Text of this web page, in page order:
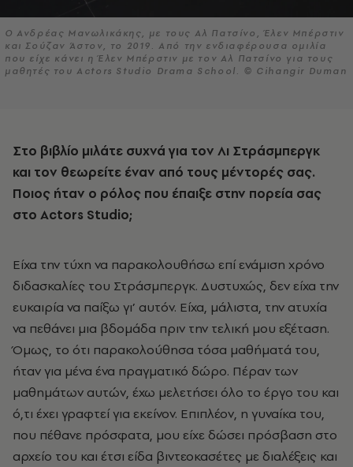
Ο Ανδρέας Μανωλικάκης, με τους Αλ Πατσίνο, Έλεν Μπέρστιν
και Σούζαν Άστον, το 2019. Από την ενδιαφέρουσα ομιλία
που είχε κάνει η Έλεν Μπέρστιν με τον Αλ Πατσίνο για τους
μαθητές του Actors Studio Drama School. © Cihangir Duman
Στο βιβλίο μιλάτε συχνά για τον Λι Στράσμπεργκ
και τον θεωρείτε έναν από τους μέντορές σας.
Ποιος ήταν ο ρόλος που έπαιξε στην πορεία σας
στο Actors Studio;
Είχα την τύχη να παρακολουθήσω επί ενάμιση χρόνο
διδασκαλίες του Στράσμπεργκ. Δυστυχώς, δεν είχα την
ευκαιρία να παίξω γι’ αυτόν. Είχα, μάλιστα, την ατυχία
να πεθάνει μια βδομάδα πριν την τελική μου εξέταση.
Όμως, το ότι παρακολούθησα τόσα μαθήματά του,
ήταν για μένα ένα πραγματικό δώρο. Πέραν των
μαθημάτων αυτών, έχω μελετήσει όλο το έργο του και
ό,τι έχει γραφτεί για εκείνον. Επιπλέον, η γυναίκα του,
που πέθανε πρόσφατα, μου είχε δώσει πρόσβαση στο
αρχείο του και έτσι είδα βιντεοκασέτες με διαλέξεις και